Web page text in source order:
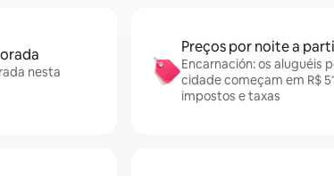
nesta
Preços por noite a
Encarnación: os aluguéis
cidade começam em R$
impostos e taxas